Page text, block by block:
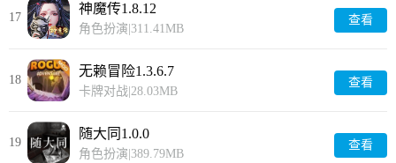
17
神魔传1.8.12
角色扮演 311.41MB
查看
18
无赖冒险1.3.6.7
卡牌对战 28.03MB
查看
19
随大同1.0.0
角色扮演 389.79MB
查看